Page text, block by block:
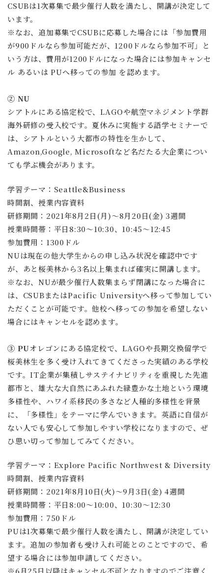
CSUBは1次募集で最少催行人数を満たし、開講が決定して
います。
※なお、追加募集でCSUBに応募した場合には「参加費用
が900ドルなら参加可能だが、1200ドルなら参加不可」と
いう方は、費用が1200ドルになった場合には参加キャンセ
ル あるいは PUへ移っての参加 を認めます。
② NU
シアトルにある協定校で、LAGOや航空マネジメント学群
海外研修の受入校です。夏休みに実施する語学セミナーで
は、シアトルという大都市の特性を生かして、
Amazon,Google, Microsoftなど名だたる大企業につい
ても学ぶ機会があります。
学習テーマ：Seattle&Business
時間割、授業内容資料
研修期間：2021年8月2日(月)～8月20日(金) 3週間
授業時間帯：平日8:30～10:30、10:45～12:45
参加費用：1300ドル
NUは現在の他大学生からの申し込み状況を確認中です
が、あと桜美林から3名以上集まれば確実に開講します。
※なお、NUが最少催行人数集まらず閉講になった場合に
は、CSUBまたはPacific Universityへ移って参加してい
ただくことが可能です。他校へ移っての参加を希望しない
場合にはキャンセルを認めます。
③ PUオレゴンにある協定校で、LAGOや長期交換留学で
桜美林生を多く受け入れてきてくださった実績のある学校
です。IT企業が集積しサステイナビリティを重視した先進
都市と、雄大な大自然にあふれた緑豊かな土地という環境
多様性や、ハワイ系移民の多さなど人種的多様性を背景
に、「多様性」をテーマに学んでいきます。英語に自信が
ない人でも安心して参加しやすい学校になりますので、ぜ
ひ思い切って参加してみてください。
学習テーマ：Explore Pacific Northwest & Diversity
時間割、授業内容資料
研修期間：2021年8月10日(火)～9月3日(金) 4週間
授業時間帯：平日8:00～10:00、10:30～12:30
参加費用：750ドル
PUは1次募集で最少催行人数を満たし、開講が決定してい
ます。追加の参加者も受け入れ可能とのことですので、希
望する場合には参加申請してください。
※6月25日以降はキャンセル不可となりますのでご注意く